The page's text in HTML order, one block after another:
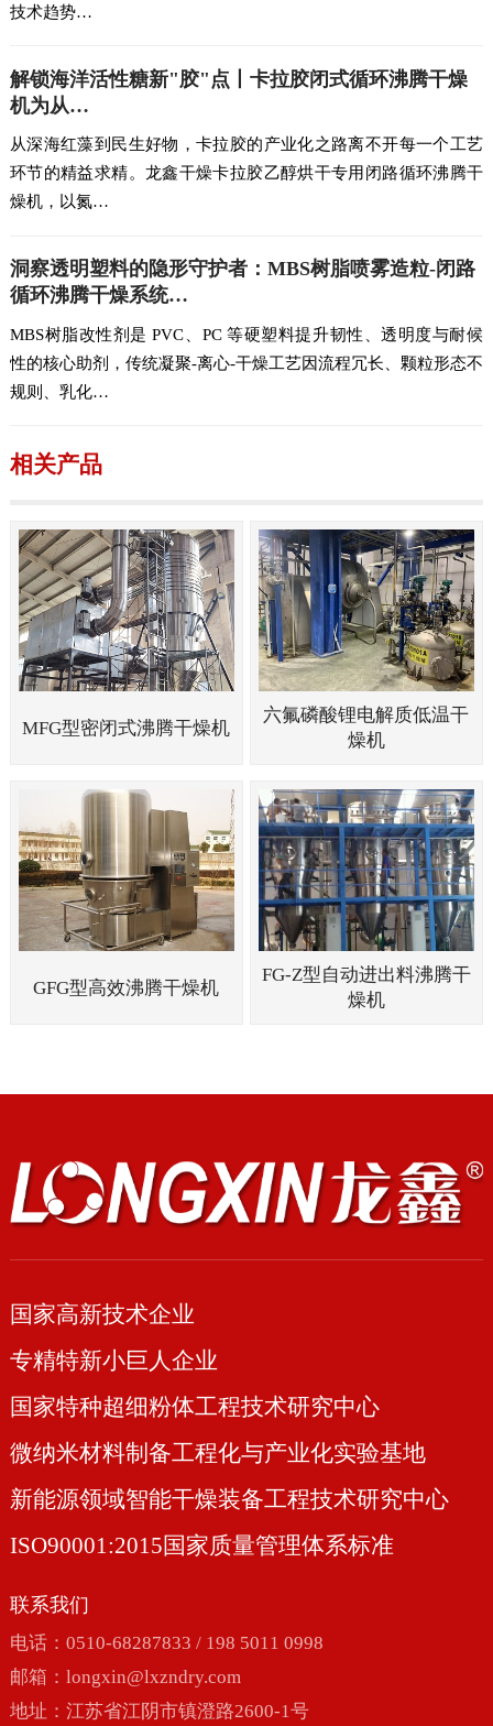
技术趋势…
解锁海洋活性糖新"胶"点丨卡拉胶闭式循环沸腾干燥
机为从…
从深海红藻到民生好物，卡拉胶的产业化之路离不开每一个工艺
环节的精益求精。龙鑫干燥卡拉胶乙醇烘干专用闭路循环沸腾干
燥机，以氮…
洞察透明塑料的隐形守护者：MBS树脂喷雾造粒-闭路
循环沸腾干燥系统…
MBS树脂改性剂是 PVC、PC 等硬塑料提升韧性、透明度与耐候
性的核心助剂，传统凝聚-离心-干燥工艺因流程冗长、颗粒形态不
规则、乳化…
相关产品
MFG型密闭式沸腾干燥机
六氟磷酸锂电解质低温干
燥机
GFG型高效沸腾干燥机
FG-Z型自动进出料沸腾干
燥机
国家高新技术企业
专精特新小巨人企业
国家特种超细粉体工程技术研究中心
微纳米材料制备工程化与产业化实验基地
新能源领域智能干燥装备工程技术研究中心
ISO90001:2015国家质量管理体系标准
联系我们
电话：0510-68287833 / 198 5011 0998
邮箱： longxin@lxzndry.com
地址：江苏省江阴市镇澄路2600-1号